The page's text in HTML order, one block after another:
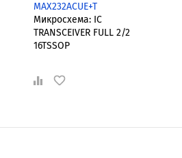
MAX232ACUE+T
Микросхема: IC
TRANSCEIVER FULL 2/2
16TSSOP